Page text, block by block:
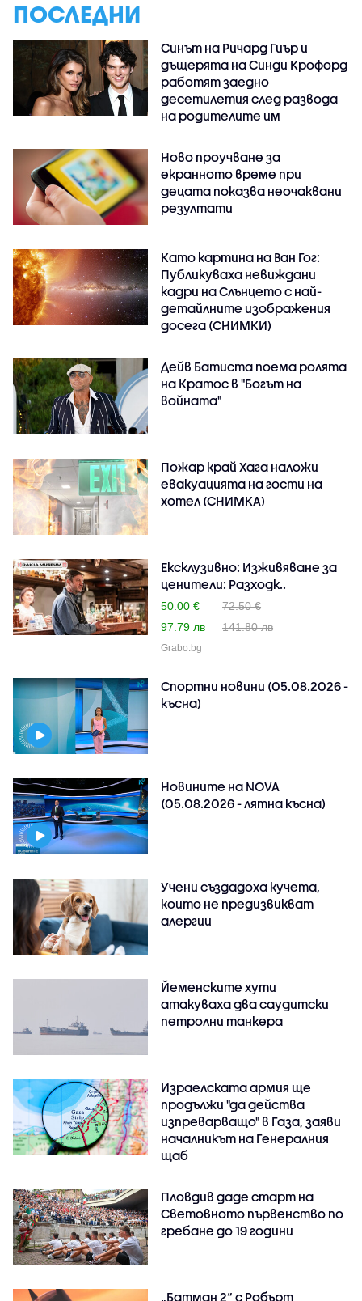
ПОСЛЕДНИ
Синът на Ричард Гиър и
дъщерята на Синди Крофорд
работят заедно
десетилетия след развода
на родителите им
Ново проучване за
екранното време при
децата показва неочаквани
резултати
Като картина на Ван Гог:
Публикуваха невиждани
кадри на Слънцето с най-
детайлните изображения
досега (СНИМКИ)
Дейв Батиста поема ролята
на Кратос в "Богът на
войната"
Пожар край Хага наложи
евакуацията на гости на
хотел (СНИМКА)
Ексклузивно: Изживяване за
ценители: Разходк..
50.00 €
72.50 €
97.79 лв
141.80 лв
Grabo.bg
Спортни новини (05.08.2026 -
късна)
Новините на NOVA
(05.08.2026 - лятна късна)
Учени създадоха кучета,
които не предизвикват
алергии
Йеменските хути
атакуваха два саудитски
петролни танкера
Израелската армия ще
продължи "да действа
изпреварващо" в Газа, заяви
началникът на Генералния
щаб
Пловдив даде старт на
Световното първенство по
гребане до 19 години
„Батман 2“ с Робърт